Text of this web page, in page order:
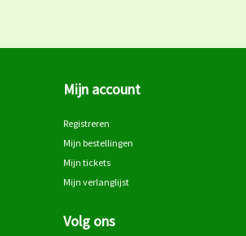
Mijn account
Registreren
Mijn bestellingen
Mijn tickets
Mijn verlanglijst
Volg ons